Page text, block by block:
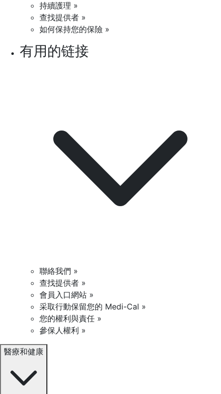
持續護理 »
查找提供者 »
如何保持您的保險 »
有用的链接
聯絡我們 »
查找提供者 »
會員入口網站 »
采取行動保留您的 Medi-Cal »
您的權利與責任 »
參保人權利 »
醫療和健康